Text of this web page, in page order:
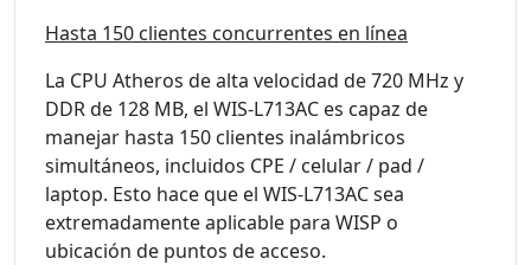
Hasta 150 clientes concurrentes en línea
La CPU Atheros de alta velocidad de 720 MHz y
DDR de 128 MB, el WIS-L713AC es capaz de
manejar hasta 150 clientes inalámbricos
simultáneos, incluidos CPE / celular / pad /
laptop. Esto hace que el WIS-L713AC sea
extremadamente aplicable para WISP o
ubicación de puntos de acceso.